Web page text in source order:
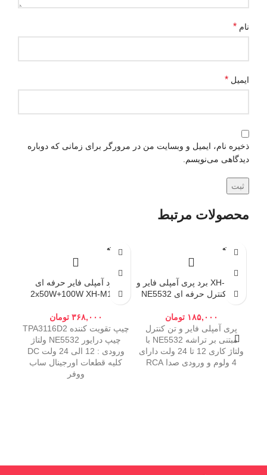
نام *
ایمیل *
ذخیره نام، ایمیل و وبسایت من در مرورگر برای زمانی که دوباره
دیدگاهی می‌نویسم.
محصولات مرتبط
فروخته
شده
XH-M164 برد پری آمپلی فایر و
تون کنترل حرفه ای NE5532
۱۸۵,۰۰۰ تومان
پری آمپلی فایر و تن کنترل
مبتنی بر تراشه NE5532 با
ولتاژ کاری 12 تا 24 ولت دارای
4 ولوم و ورودی صدا RCA
فروخته
شده
برد آمپلی فایر حرفه ای
2x50W+100W XH-M139
۳۶۸,۰۰۰ تومان
چیپ تقویت کننده TPA3116D2
چیپ درایور NE5532 ولتاژ
ورودی : 12 الی 24 ولت DC
کلیه قطعات اورجینال ساب
ووفر